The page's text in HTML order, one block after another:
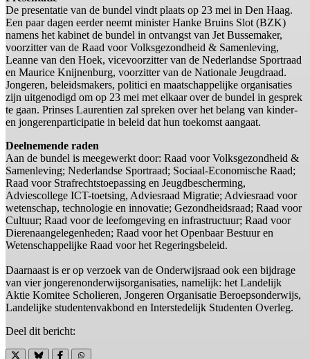
De presentatie van de bundel vindt plaats op 23 mei in Den Haag.
Een paar dagen eerder neemt minister Hanke Bruins Slot (BZK)
namens het kabinet de bundel in ontvangst van Jet Bussemaker,
voorzitter van de Raad voor Volksgezondheid & Samenleving,
Leanne van den Hoek, vicevoorzitter van de Nederlandse Sportraad
en Maurice Knijnenburg, voorzitter van de Nationale Jeugdraad.
Jongeren, beleidsmakers, politici en maatschappelijke organisaties
zijn uitgenodigd om op 23 mei met elkaar over de bundel in gesprek
te gaan. Prinses Laurentien zal spreken over het belang van kinder-
en jongerenparticipatie in beleid dat hun toekomst aangaat.
Deelnemende raden
Aan de bundel is meegewerkt door: Raad voor Volksgezondheid &
Samenleving; Nederlandse Sportraad; Sociaal-Economische Raad;
Raad voor Strafrechtstoepassing en Jeugdbescherming,
Adviescollege ICT-toetsing, Adviesraad Migratie; Adviesraad voor
wetenschap, technologie en innovatie; Gezondheidsraad; Raad voor
Cultuur; Raad voor de leefomgeving en infrastructuur; Raad voor
Dierenaangelegenheden; Raad voor het Openbaar Bestuur en
Wetenschappelijke Raad voor het Regeringsbeleid.
Daarnaast is er op verzoek van de Onderwijsraad ook een bijdrage
van vier jongerenonderwijsorganisaties, namelijk: het Landelijk
Aktie Komitee Scholieren, Jongeren Organisatie Beroepsonderwijs,
Landelijke studentenvakbond en Interstedelijk Studenten Overleg.
Deel dit bericht: